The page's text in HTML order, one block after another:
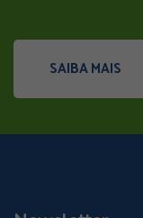
SAIBA MAIS